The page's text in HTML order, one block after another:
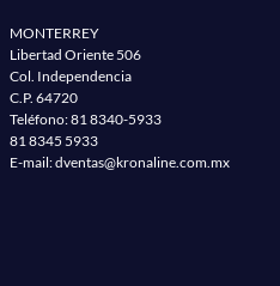
MONTERREY
Libertad Oriente 506
Col. Independencia
C.P. 64720
Teléfono:81 8340-5933
81 8345 5933
E-mail:dventas@kronaline.com.mx